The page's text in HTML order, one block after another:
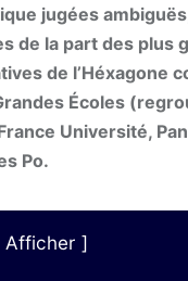
jugées
de la part des plus
de l’Héxagone
Écoles
Université,
Po.
Afficher